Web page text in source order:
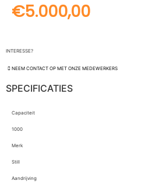
€5.000,00
INTERESSE?
NEEM CONTACT OP MET ONZE MEDEWERKERS
SPECIFICATIES
Capaciteit
1000
Merk
Still
Aandrijving